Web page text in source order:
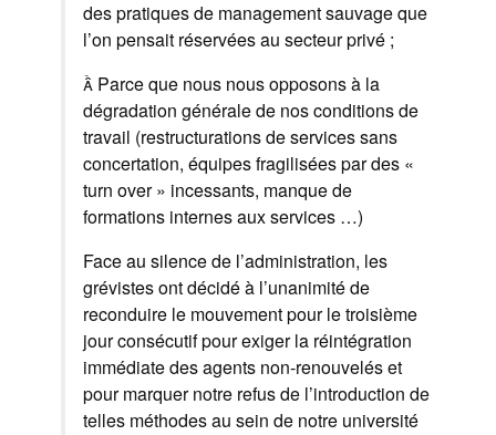
des pratiques de management sauvage que
l’on pensait réservées au secteur privé ;
 Parce que nous nous opposons à la
dégradation générale de nos conditions de
travail (restructurations de services sans
concertation, équipes fragilisées par des «
turn over » incessants, manque de
formations internes aux services …)
Face au silence de l’administration, les
grévistes ont décidé à l’unanimité de
reconduire le mouvement pour le troisième
jour consécutif pour exiger la réintégration
immédiate des agents non-renouvelés et
pour marquer notre refus de l’introduction de
telles méthodes au sein de notre université